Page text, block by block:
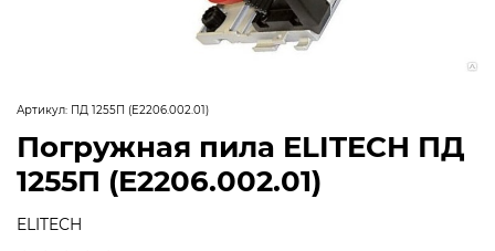
Артикул: ПД 1255П (E2206.002.01)
Погружная пила ELITECH ПД
1255П (E2206.002.01)
ELITECH